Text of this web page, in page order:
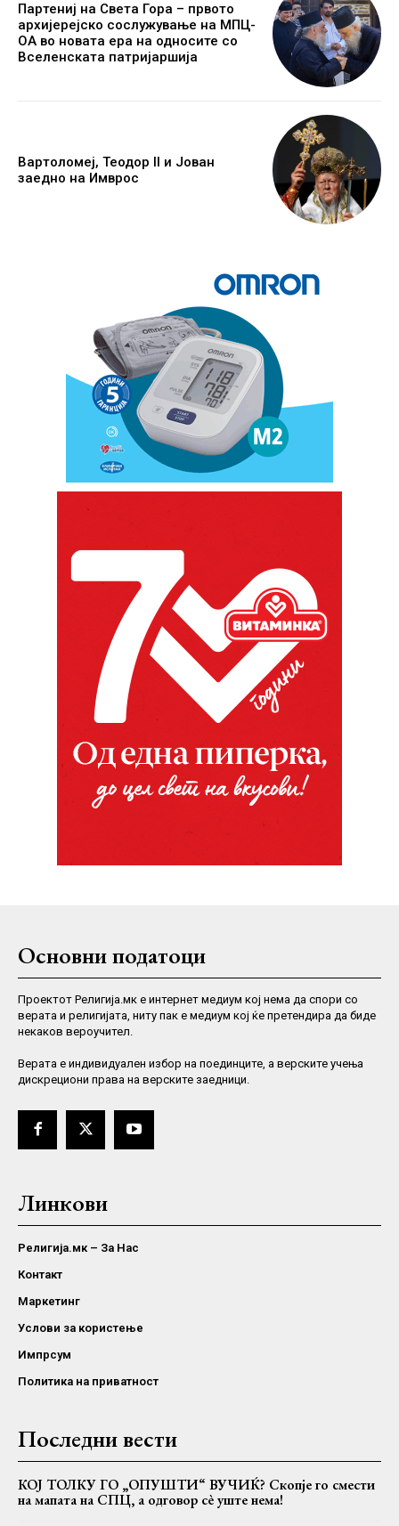
Партениј на Света Гора – првото
архијерејско сослужување на МПЦ-
ОА во новата ера на односите со
Вселенската патријаршија
Вартоломеј, Теодор II и Јован
заедно на Имврос
Основни податоци
Проектот Религија.мк е интернет медиум кој нема да спори со
верата и религијата, ниту пак е медиум кој ќе претендира да биде
некаков вероучител.
Верaта е индивидуален избор на поединците, а верските учења
дискрециони права на верските заедници.
Линкови
Религија.мк – За Нас
Контакт
Маркетинг
Услови за користење
Импрсум
Политика на приватност
Последни вести
КОЈ ТОЛКУ ГО „ОПУШТИ“ ВУЧИЌ? Скопје го смести
на мапата на СПЦ, а одговор сè уште нема!